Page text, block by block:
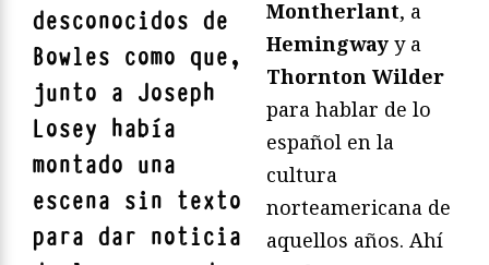
desconocidos de
Bowles como que,
junto a Joseph
Losey había
montado una
escena sin texto
para dar noticia
Montherlant, a
Hemingway y a
Thornton Wilder
para hablar de lo
español en la
cultura
norteamericana de
aquellos años. Ahí